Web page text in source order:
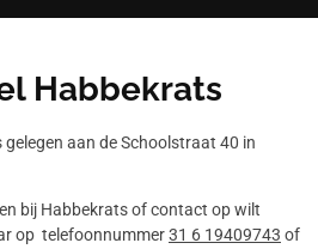
Habbekrats
aan de Schoolstraat 40 in
bij Habbekrats of contact op wilt
op telefoonnummer31 6 19409743 of